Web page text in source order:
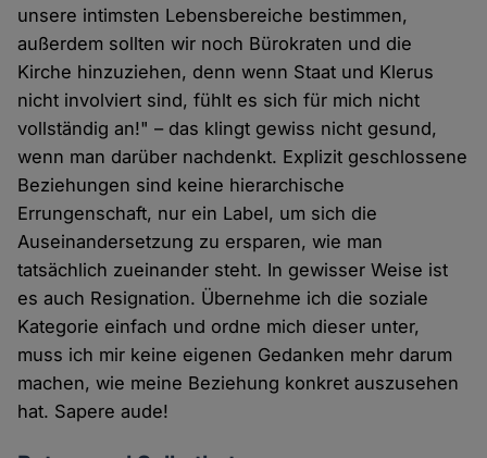
unsere intimsten Lebensbereiche bestimmen,
außerdem sollten wir noch Bürokraten und die
Kirche hinzuziehen, denn wenn Staat und Klerus
nicht involviert sind, fühlt es sich für mich nicht
vollständig an!" – das klingt gewiss nicht gesund,
wenn man darüber nachdenkt. Explizit geschlossene
Beziehungen sind keine hierarchische
Errungenschaft, nur ein Label, um sich die
Auseinandersetzung zu ersparen, wie man
tatsächlich zueinander steht. In gewisser Weise ist
es auch Resignation. Übernehme ich die soziale
Kategorie einfach und ordne mich dieser unter,
muss ich mir keine eigenen Gedanken mehr darum
machen, wie meine Beziehung konkret auszusehen
hat. Sapere aude!